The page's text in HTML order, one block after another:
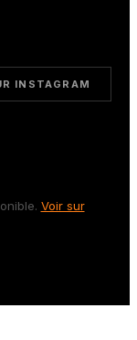
INSTAGRAM
Voir sur